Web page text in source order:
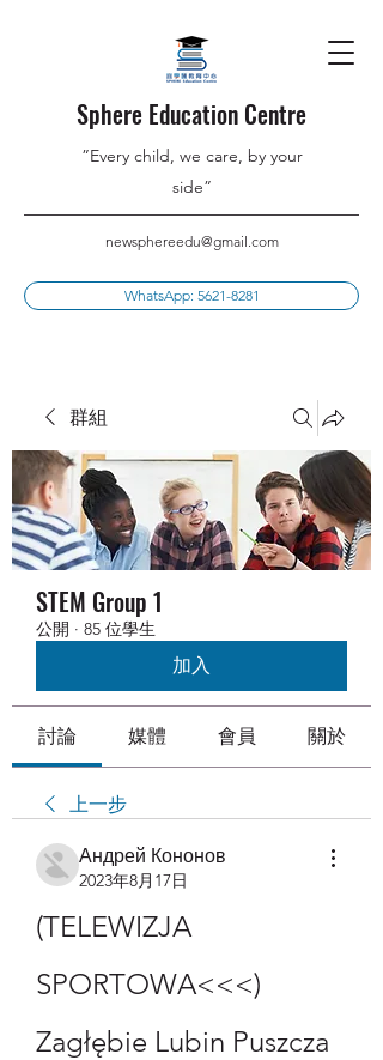
Sphere Education Centre
”Every child, we care, by your
side”
newsphereedu@gmail.com
WhatsApp: 5621-8281
群組
STEM Group 1
公開 · 85 位學生
加入
討論 媒體 會員 關於
上一步
Андрей Кононов
2023年8月17日
(TELEWIZJA
SPORTOWA<<<)
Zagłębie Lubin Puszcza